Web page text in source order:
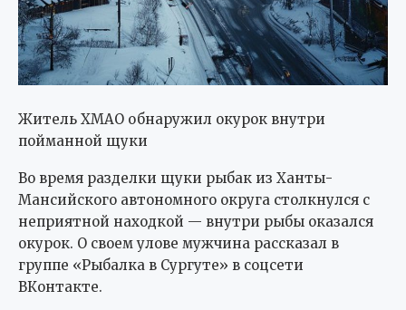
Житель ХМАО обнаружил окурок внутри
пойманной щуки
Во время разделки щуки рыбак из Ханты-
Мансийского автономного округа столкнулся с
неприятной находкой — внутри рыбы оказался
окурок. О своем улове мужчина рассказал в
группе «Рыбалка в Сургуте» в соцсети
ВКонтакте.